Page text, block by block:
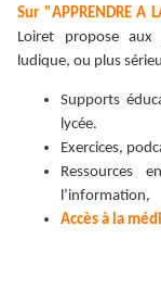
Sur "APPRENDRE A
Loiret propose aux
ludique, ou plus
Supports
lycée.
Exercices,
Ressources
l’information,
Accès à la